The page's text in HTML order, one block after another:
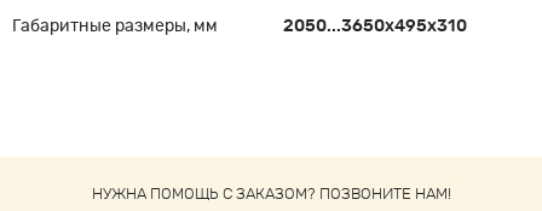
Габаритные размеры, мм 2050...3650х495х310
НУЖНА ПОМОЩЬ С ЗАКАЗОМ? ПОЗВОНИТЕ НАМ!